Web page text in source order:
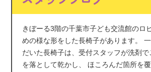
きぼーる3階の千葉市子ども交流館のロ
めの様な形をした長椅子があります。
だいた長椅子は、受付スタッフが洗剤
を落として乾かし、 ほころんだ箇所を覆